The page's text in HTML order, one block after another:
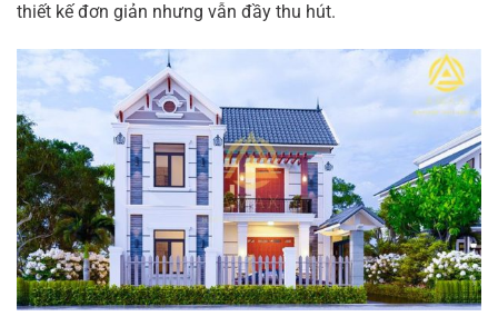
thiết kế đơn giản nhưng vẫn đầy thu hút.